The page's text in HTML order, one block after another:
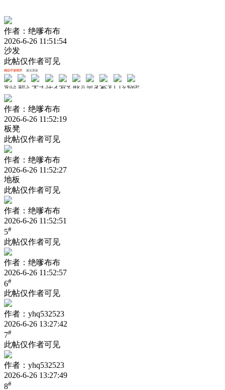
作者：绝嗲布布
2026-6-26 11:51:54
沙发
此帖仅作者可见
精品手游推荐 最近更新
剑与轮回
新斗罗大陆
天书奇谈
斗罗大陆斗神再临
梦幻无间
戒灵传说
皇者紫青双剑
口袋山海经
锦绣江湖
作者：绝嗲布布
2026-6-26 11:52:19
板凳
此帖仅作者可见
作者：绝嗲布布
2026-6-26 11:52:27
地板
此帖仅作者可见
作者：绝嗲布布
2026-6-26 11:52:51
5#
此帖仅作者可见
作者：绝嗲布布
2026-6-26 11:52:57
6#
此帖仅作者可见
作者：yhq532523
2026-6-26 13:27:42
7#
此帖仅作者可见
作者：yhq532523
2026-6-26 13:27:49
8#